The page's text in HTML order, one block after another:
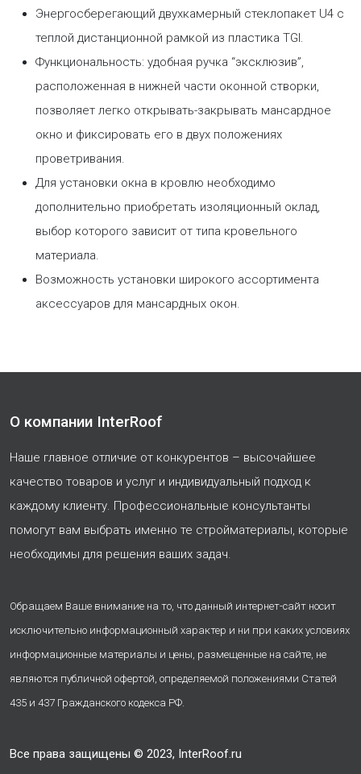
Энергосберегающий двухкамерный стеклопакет U4 с
теплой дистанционной рамкой из пластика TGI.
Функциональность: удобная ручка “эксклюзив”,
расположенная в нижней части оконной створки,
позволяет легко открывать-закрывать мансардное
окно и фиксировать его в двух положениях
проветривания.
Для установки окна в кровлю необходимо
дополнительно приобретать изоляционный оклад,
выбор которого зависит от типа кровельного
материала.
Возможность установки широкого ассортимента
аксессуаров для мансардных окон.
О компании InterRoof
Наше главное отличие от конкурентов – высочайшее
качество товаров и услуг и индивидуальный подход к
каждому клиенту. Профессиональные консультанты
помогут вам выбрать именно те стройматериалы, которые
необходимы для решения ваших задач.
Обращаем Ваше внимание на то, что данный интернет-сайт носит
исключительно информационный характер и ни при каких условиях
информационные материалы и цены, размещенные на сайте, не
являются публичной офертой, определяемой положениями Статей
435 и 437 Гражданского кодекса РФ.
Все права защищены © 2023, InterRoof.ru